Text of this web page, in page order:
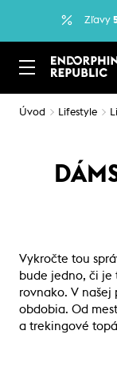
Zľavy
Úvod Lifestyle
Vykročte tou
bude jedno, či je
rovnako. V našej
obdobia. Od
a trekingové